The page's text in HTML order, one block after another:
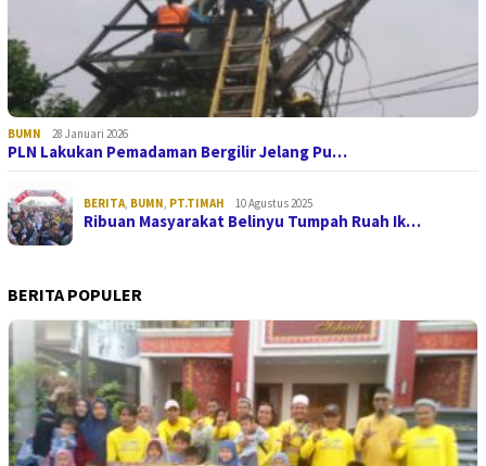
BUMN 28 Januari 2026
PLN Lakukan Pemadaman Bergilir Jelang Pu…
BERITA BUMN PT.TIMAH 10 Agustus 2025
Ribuan Masyarakat Belinyu Tumpah Ruah Ik…
BERITA POPULER